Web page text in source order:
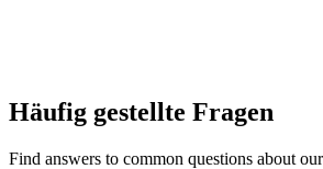
Häufig gestellte Fragen
Find answers to common questions about